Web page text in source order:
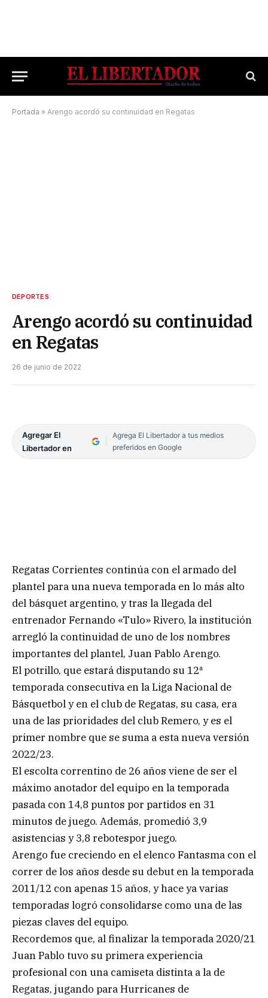
Portada » Arengo acordó su continuidad en Regatas
DEPORTES
Arengo acordó su continuidad
en Regatas
26 de junio de 2022
Agregar El
Libertador en
Agrega El Libertador a tus medios
preferidos en Google
Regatas Corrientes continúa con el armado del
plantel para una nueva temporada en lo más alto
del básquet argentino, y tras la llegada del
entrenador Fernando «Tulo» Rivero, la institución
arregló la continuidad de uno de los nombres
importantes del plantel, Juan Pablo Arengo.
El potrillo, que estará disputando su 12ª
temporada consecutiva en la Liga Nacional de
Básquetbol y en el club de Regatas, su casa, era
una de las prioridades del club Remero, y es el
primer nombre que se suma a esta nueva versión
2022/23.
El escolta correntino de 26 años viene de ser el
máximo anotador del equipo en la temporada
pasada con 14,8 puntos por partidos en 31
minutos de juego. Además, promedió 3,9
asistencias y 3,8 rebotespor juego.
Arengo fue creciendo en el elenco Fantasma con el
correr de los años desde su debut en la temporada
2011/12 con apenas 15 años, y hace ya varias
temporadas logró consolidarse como una de las
piezas claves del equipo.
Recordemos que, al finalizar la temporada 2020/21
Juan Pablo tuvo su primera experiencia
profesional con una camiseta distinta a la de
Regatas, jugando para Hurricanes de